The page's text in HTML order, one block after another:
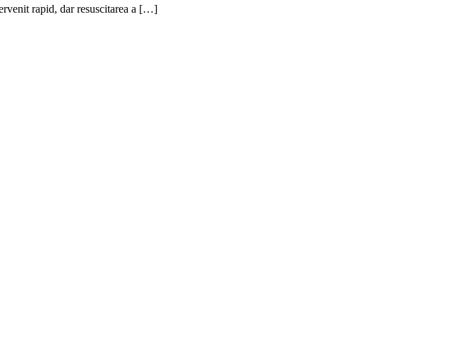
rapid, dar resuscitarea a […]